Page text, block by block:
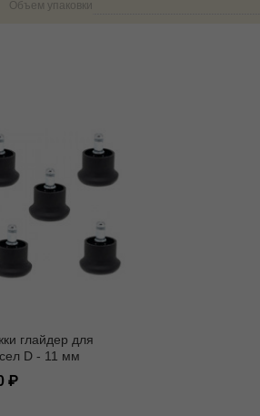
Объем упаковки
глайдер для
D - 11 мм